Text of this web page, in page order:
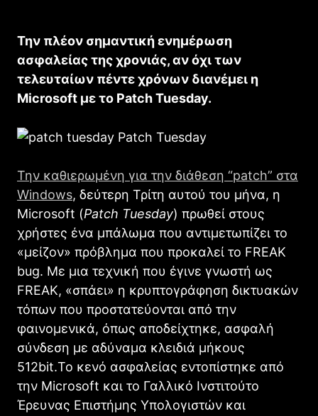
Την πλέον σημαντική ενημέρωση
ασφαλείας της χρονιάς, αν όχι των
τελευταίων πέντε χρόνων διανέμει η
Microsoft με το Patch Tuesday.
Την καθιερωμένη για την διάθεση “patch” στα
Windows, δεύτερη Τρίτη αυτού του μήνα, η
Microsoft (Patch Tuesday) πρωθεί στους
χρήστες ένα μπάλωμα που αντιμετωπίζει το
«μείζον» πρόβλημα που προκαλεί το FREAK
bug. Με μια τεχνική που έγινε γνωστή ως
FREAK, «σπάει» η κρυπτογράφηση δικτυακών
τόπων που προστατεύονται από την
φαινομενικά, όπως αποδείχτηκε, ασφαλή
σύνδεση με αδύναμα κλειδιά μήκους
512bit.Το κενό ασφαλείας εντοπίστηκε από
την Microsoft και το Γαλλικό Ινστιτούτο
Έρευνας Επιστήμης Υπολογιστών και